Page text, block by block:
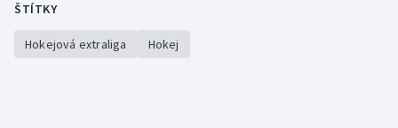
ŠTÍTKY
Hokejová extraliga Hokej